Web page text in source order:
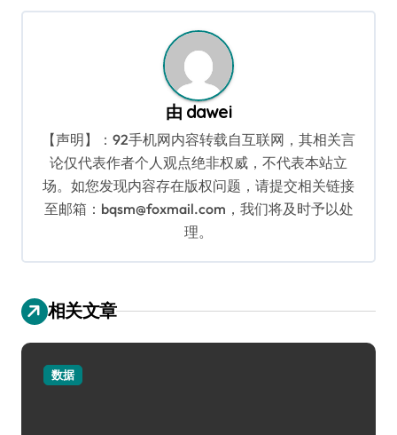
由 dawei
【声明】：92手机网内容转载自互联网，其相关言
论仅代表作者个人观点绝非权威，不代表本站立
场。如您发现内容存在版权问题，请提交相关链接
至邮箱：bqsm@foxmail.com，我们将及时予以处
理。
相关文章
数据